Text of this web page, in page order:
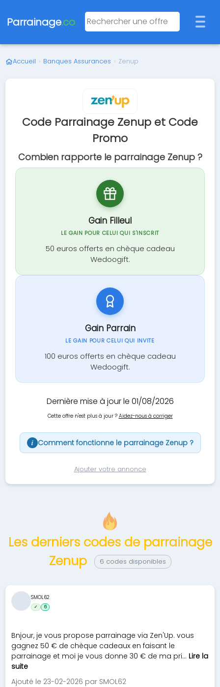
Parrainage.co
Accueil › Banques Assurances › Zenup
Code Parrainage Zenup et Code
Promo
Combien rapporte le parrainage Zenup ?
Gain Filleul
LE GAIN POUR CELUI QUI S'INSCRIT
50 euros offerts en chèque cadeau
Wedoogift.
Gain Parrain
LE GAIN POUR CELUI QUI INVITE
100 euros offerts en chèque cadeau
Wedoogift.
Dernière mise à jour le 01/08/2026
Cette offre n'est plus à jour ? Aidez-nous à corriger
i Comment fonctionne le parrainage Zenup ?
Ajouter votre annonce
Les derniers codes de parrainage
Zenup
6 codes disponibles
Bnjour, je vous propose parrainage via Zen'Up. vous
gagnez 50 € de chèque cadeaux en faisant le
parrainage et moi je vous donne 30 € de ma pri... Lire la
suite
Ajouté le 23-02-2026 par SMOL62
SMOL62
✓ 6